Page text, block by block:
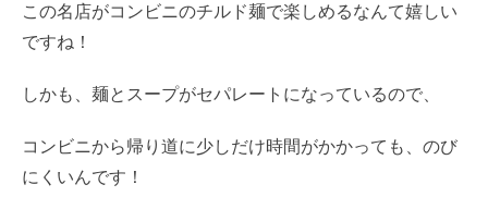
この名店がコンビニのチルド麺で楽しめるなんて嬉しい
ですね！
しかも、麺とスープがセパレートになっているので、
コンビニから帰り道に少しだけ時間がかかっても、のび
にくいんです！